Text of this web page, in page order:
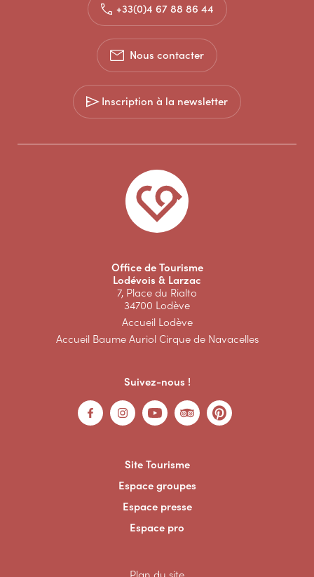
+33(0)4 67 88 86 44
Nous contacter
Inscription à la newsletter
Office de Tourisme
Lodévois & Larzac
7, Place du Rialto
34700 Lodève
Accueil Lodève
Accueil Baume Auriol Cirque de Navacelles
Suivez-nous !
Site Tourisme
Espace groupes
Espace presse
Espace pro
Plan du site